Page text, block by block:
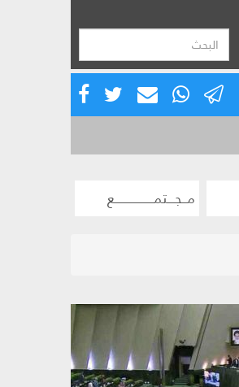
مــجـــتمــــــــــــــــع